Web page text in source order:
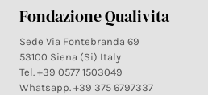
Fondazione Qualivita
Sede Via Fontebranda 69
53100 Siena (Si) Italy
Tel. +39 0577 1503049
Whatsapp. +39 375 6797337